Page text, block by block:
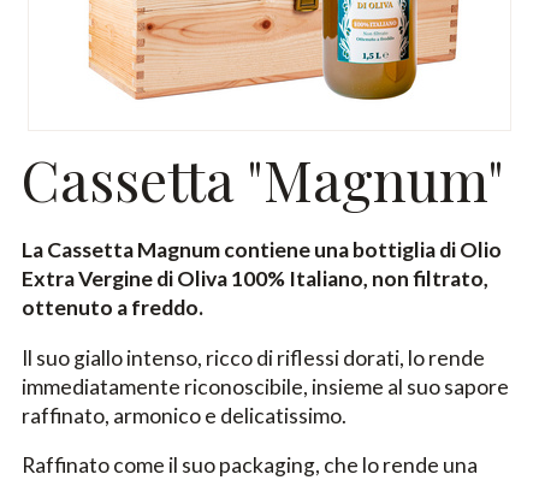
Cassetta "Magnum"
La Cassetta Magnum contiene una bottiglia di Olio
Extra Vergine di Oliva 100% Italiano, non filtrato,
ottenuto a freddo.
Il suo giallo intenso, ricco di riflessi dorati, lo rende
immediatamente riconoscibile, insieme al suo sapore
raffinato, armonico e delicatissimo.
Raffinato come il suo packaging, che lo rende una